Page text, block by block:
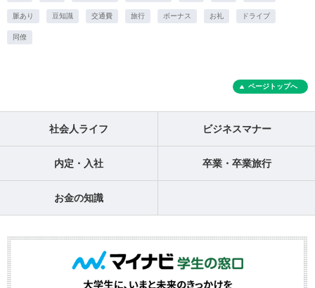
脈あり 豆知識 交通費 旅行 ボーナス お礼 ドライブ
同僚
ページトップへ
社会人ライフ ビジネスマナー
内定・入社 卒業・卒業旅行
お金の知識